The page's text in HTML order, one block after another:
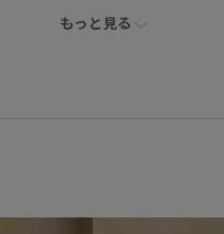
きれいに見える
もっと見る